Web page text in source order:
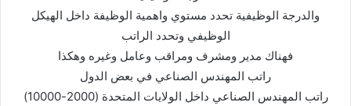
والدرجة الوظيفية تحدد مستوي واهمية الوظيفة داخل الهيكل
الوظيفي وتحدد الراتب
فهناك مدير ومشرف ومراقب وعامل وغيره وهكذا
راتب المهندس الصناعي في بعض الدول
راتب المهندس الصناعي داخل الولايات المتحدة (2000-10000)